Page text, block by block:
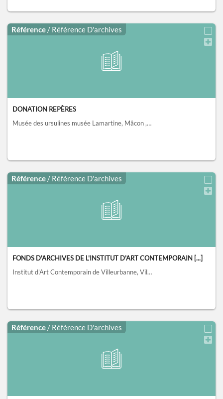
Référence / Référence D'archives
DONATION REPÈRES
Musée des ursulines musée Lamartine, Mâcon, [1]
Référence / Référence D'archives
FONDS D'ARCHIVES DE L'INSTITUT D'ART CONTEMPORAIN [...]
Institut d'Art Contemporain de Villeurbanne, Villeurbanne
Référence / Référence D'archives